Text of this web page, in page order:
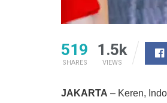
519
SHARES
1.5k
VIEWS
JAKARTA – Keren,